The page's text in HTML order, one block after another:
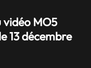
vidéo MO5
13 décembre